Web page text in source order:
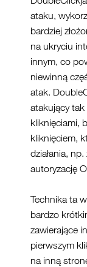
ataku,
bardziej
na ukryciu
innym, co
niewinną
atak.
atakujący
kliknięciami,
kliknięciem,
działania,
autoryzację
Technika ta
bardzo
zawierające
pierwszym
na inną